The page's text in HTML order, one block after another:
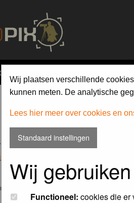
Wij plaatsen verschillende
kunnen meten. De analytische
Lees hier meer over cookies en
Standaard instellingen
Wij
Functioneel: cookies die er
Forum Index
enter your username